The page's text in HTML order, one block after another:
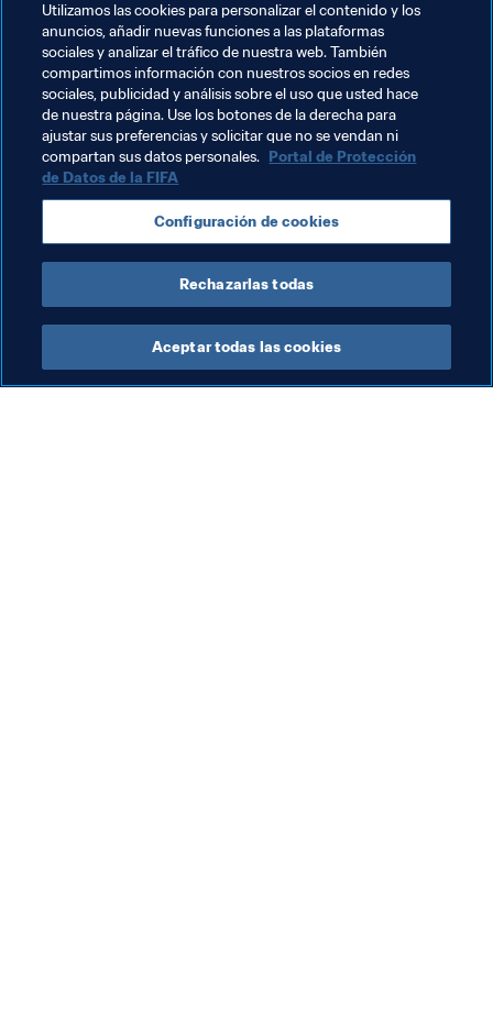
volver al torneo, y las jugadoras también, aunque lo
primero es la clasificación, y para conseguirla hay que
hacer un gran partido contra Noruega”, concluye.
Temas relacionados
Netherlands Norway
Utilizamos las cookies para personalizar el contenido y los
anuncios, añadir nuevas funciones a las plataformas
sociales y analizar el tráfico de nuestra web. También
compartimos información con nuestros socios en redes
sociales, publicidad y análisis sobre el uso que usted hace
de nuestra página. Use los botones de la derecha para
ajustar sus preferencias y solicitar que no se vendan ni
compartan sus datos personales. Portal de Protección
de Datos de la FIFA
Configuración de cookies
Rechazarlas todas
Aceptar todas las cookies